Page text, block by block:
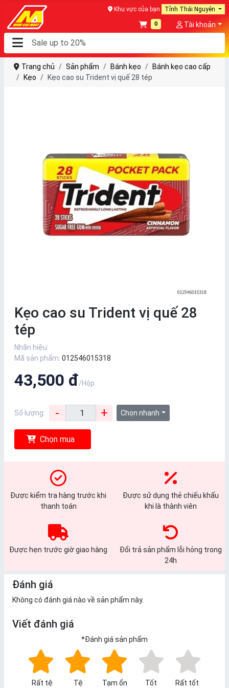
Khu vực của bạn Tỉnh Thái Nguyên
0 Tài khoản
Trang chủ Sản phẩm Bánh kẹo
Bánh kẹo cao cấp
Kẹo
Kẹo cao su Trident vị quế 28 tép
Kẹo cao su Trident vị quế 28
tép
Nhãn hiệu:
Mã sản phẩm: 012546015318
43,500 đ/Hộp
Số lượng: - + Chọn nhanh
Chọn mua
Được kiểm tra hàng trước khi
thanh toán
Được sử dụng thẻ chiếu khấu
khi là thành viên
Được hẹn trước giờ giao hàng
Đổi trả sản phẩm lỗi hỏng trong
24h
Đánh giá
Không có đánh giá nào về sản phẩm này.
Viết đánh giá
*Đánh giá sản phẩm
Rất tệ Tệ Tạm ổn Tốt
Rất tốt